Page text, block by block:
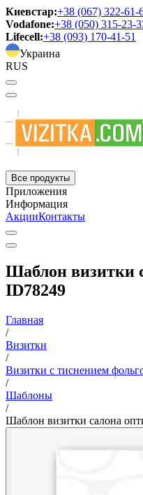
Киевстар:+38 (067) 322-61-
Vodafone:+38 (050) 315-23-
Lifecell:+38 (093) 170-41-51
Украина
RUS
Все продукты
Приложения
Информация
АкцииКонтакты
Шаблон визитки
ID78249
Главная
/
Визитки
/
Визитки с тиснением
/
Шаблоны
/
Шаблон визитки салона